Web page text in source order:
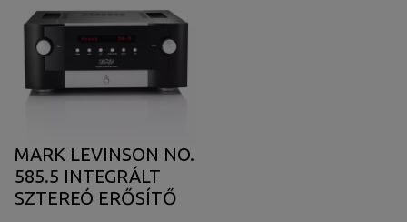
MARK LEVINSON NO.
585.5 INTEGRÁLT
SZTEREÓ ERŐSÍTŐ